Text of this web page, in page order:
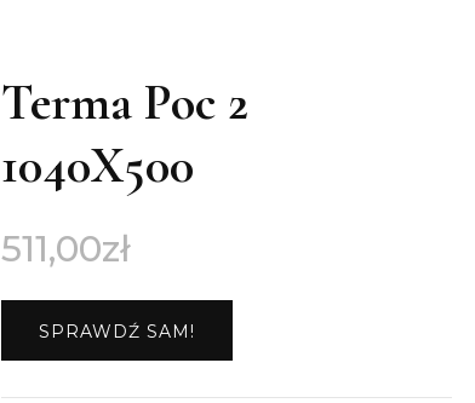
Terma Poc 2
1040X500
511,00zł
SPRAWDŹ SAM!